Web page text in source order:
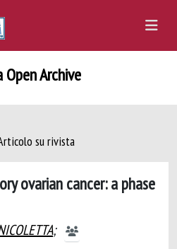
Open Archive
su rivista
ovarian cancer: a phase
;